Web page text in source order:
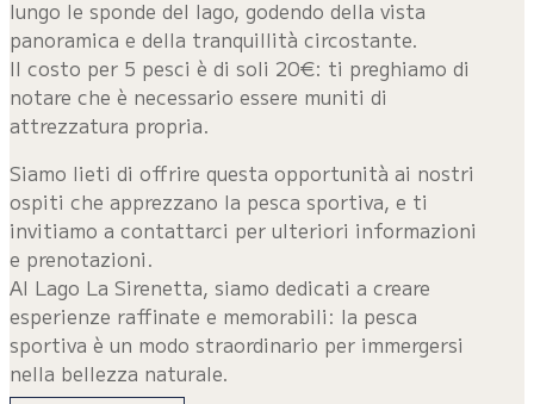
lungo le sponde del lago, godendo della vista
panoramica e della tranquillità circostante.
Il costo per 5 pesci è di soli 20€: ti preghiamo di
notare che è necessario essere muniti di
attrezzatura propria.
Siamo lieti di offrire questa opportunità ai nostri
ospiti che apprezzano la pesca sportiva, e ti
invitiamo a contattarci per ulteriori informazioni
e prenotazioni.
Al Lago La Sirenetta, siamo dedicati a creare
esperienze raffinate e memorabili: la pesca
sportiva è un modo straordinario per immergersi
nella bellezza naturale.